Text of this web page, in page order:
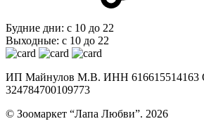
Будние дни: с 10 до 22
Выходные: с 10 до 22
ИП Майнулов М.В. ИНН
324784700109773
© Зоомаркет “Лапа Любви”. 2026